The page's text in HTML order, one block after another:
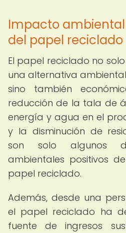
Impacto
del papel reciclado
El papel reciclado no
una alternativa
sino también
reducción de la tala de
energía y agua en el
y la disminución de
son solo algunos
ambientales positivos
papel reciclado.
Además, desde una
el papel reciclado ha
fuente de ingresos